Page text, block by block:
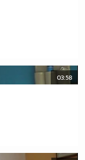
03:58